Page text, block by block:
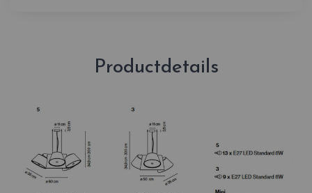
Productdetails